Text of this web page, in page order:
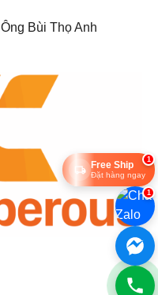
Ông Bùi Thọ Anh
1
Free Ship
Đặt hàng ngay
1